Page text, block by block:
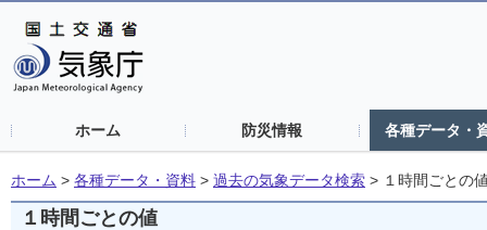
ホーム 防災情報 各種データ・
ホーム > 各種データ・資料 > 過去の気象データ検索 > １時間ごとの
１時間ごとの値